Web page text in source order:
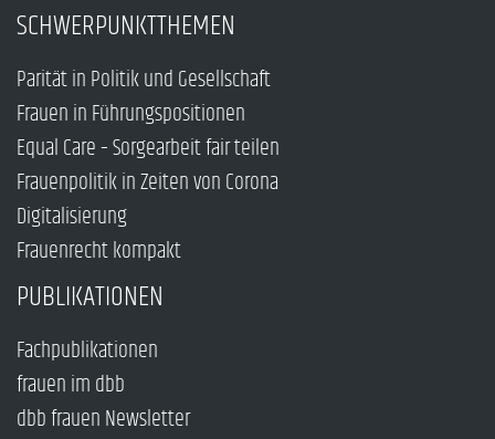
SCHWERPUNKTTHEMEN
Parität in Politik und Gesellschaft
Frauen in Führungspositionen
Equal Care – Sorgearbeit fair teilen
Frauenpolitik in Zeiten von Corona
Digitalisierung
Frauenrecht kompakt
PUBLIKATIONEN
Fachpublikationen
frauen im dbb
dbb frauen Newsletter